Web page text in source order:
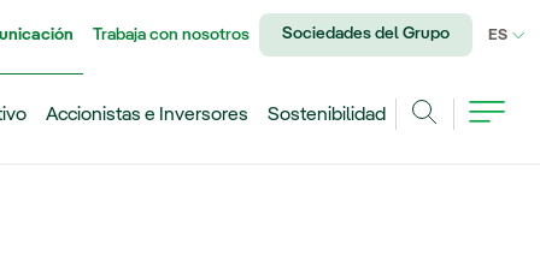
Trabaja con nosotros Sociedades del Grupo ES
Accionistas e Inversores
Sostenibilidad